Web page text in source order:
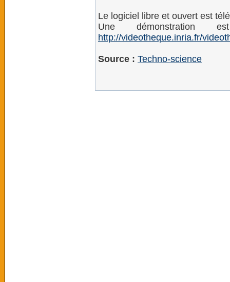
Le logiciel libre et ouvert est
Une démonstration
http://videotheque.inria.fr/
Source : Techno-science